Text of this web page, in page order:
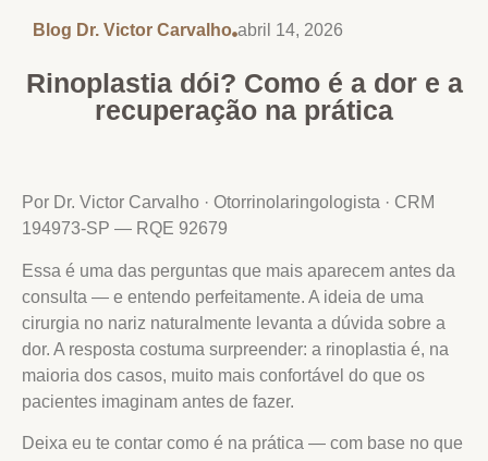
Blog Dr. Victor Carvalho abril 14, 2026
Rinoplastia dói? Como é a dor e a
recuperação na prática
Por Dr. Victor Carvalho · Otorrinolaringologista · CRM
194973-SP — RQE 92679
Essa é uma das perguntas que mais aparecem antes da
consulta — e entendo perfeitamente. A ideia de uma
cirurgia no nariz naturalmente levanta a dúvida sobre a
dor. A resposta costuma surpreender: a rinoplastia é, na
maioria dos casos, muito mais confortável do que os
pacientes imaginam antes de fazer.
Deixa eu te contar como é na prática — com base no que